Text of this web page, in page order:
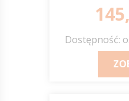
Dostępność: